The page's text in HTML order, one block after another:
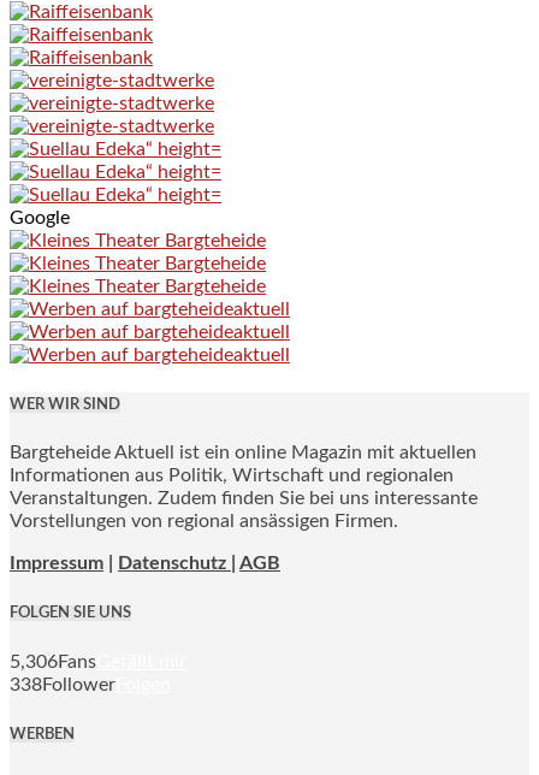
Google
WER WIR SIND
Bargteheide Aktuell ist ein online Magazin mit aktuellen
Informationen aus Politik, Wirtschaft und regionalen
Veranstaltungen. Zudem finden Sie bei uns interessante
Vorstellungen von regional ansässigen Firmen.
Impressum Datenschutz | AGB
FOLGEN SIE UNS
5,306Fans
338Follower
WERBEN